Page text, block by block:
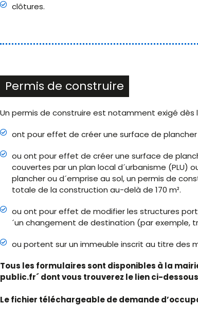
clôtures.
Permis de construire
Un permis de construire est notamment exigé
ont pour effet de créer une surface de plancher
ou ont pour effet de créer une surface de
couvertes par un plan local d´urbanisme (PLU)
plancher ou d´emprise au sol, un permis de
totale de la construction au-delà de 170 m².
ou ont pour effet de modifier les structures
´un changement de destination (par exemple,
ou portent sur un immeuble inscrit au titre des
Tous les formulaires sont disponibles à la
public.fr´ dont vous trouverez le lien ci-
Le fichier téléchargeable de demande